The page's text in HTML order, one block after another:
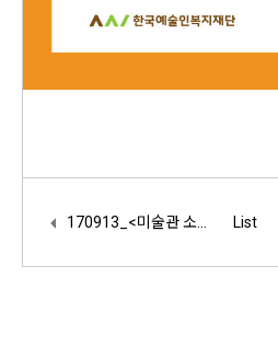
List
170913_<미술관 소장품 온라인 아카이브> 포트폴리오 북 제작 참여 요청